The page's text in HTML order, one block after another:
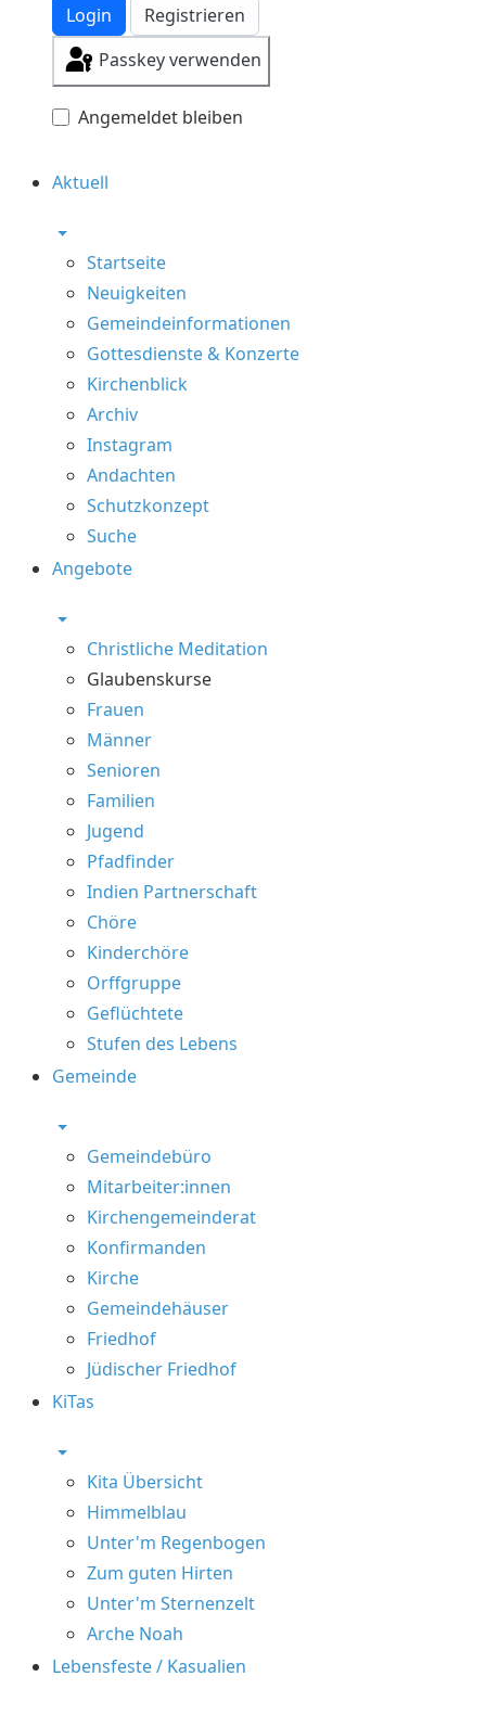
Login
Registrieren
Passkey verwenden
Angemeldet bleiben
Aktuell
Startseite
Neuigkeiten
Gemeindeinformationen
Gottesdienste & Konzerte
Kirchenblick
Archiv
Instagram
Andachten
Schutzkonzept
Suche
Angebote
Christliche Meditation
Glaubenskurse
Frauen
Männer
Senioren
Familien
Jugend
Pfadfinder
Indien Partnerschaft
Chöre
Kinderchöre
Orffgruppe
Geflüchtete
Stufen des Lebens
Gemeinde
Gemeindebüro
Mitarbeiter:innen
Kirchengemeinderat
Konfirmanden
Kirche
Gemeindehäuser
Friedhof
Jüdischer Friedhof
KiTas
Kita Übersicht
Himmelblau
Unter'm Regenbogen
Zum guten Hirten
Unter'm Sternenzelt
Arche Noah
Lebensfeste / Kasualien